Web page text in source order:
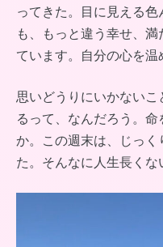
ってきた。目に見える
も、もっと違う幸せ、
ています。自分の心を温
思いどうりにいかないこ
るって、なんだろう。命
か。この週末は、じっく
た。そんなに人生長くな